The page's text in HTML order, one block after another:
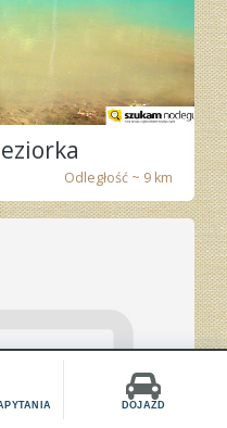
Odległość ~ 9 km
DOJAZD